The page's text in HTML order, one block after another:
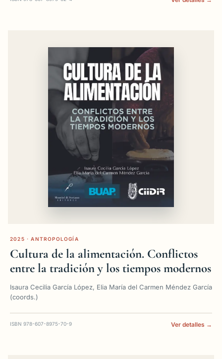
2025 · ANTROPOLOGÍA
Cultura de la alimentación. Conflictos
entre la tradición y los tiempos modernos
Isaura Cecilia García López, Elia María del Carmen Méndez García
(coords.)
ISBN 978-607-8975-70-9 Ver detalles →